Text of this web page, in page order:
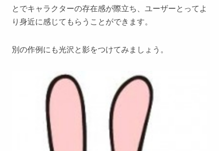
とでキャラクターの存在感が際立ち、ユーザーとってよ
り身近に感じてもらうことができます。
別の作例にも光沢と影をつけてみましょう。